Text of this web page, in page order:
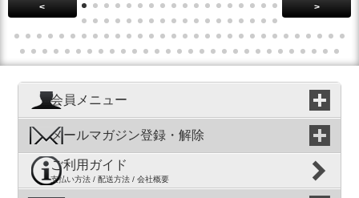
< >
会員メニュー
メールマガジン登録・解除
ご利用ガイド
支払い方法 / 配送方法 / 会社概要